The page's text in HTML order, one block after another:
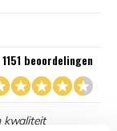
1151 beoordelingen
kwaliteit